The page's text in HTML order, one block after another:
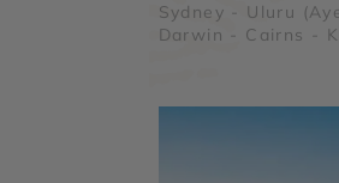
Sydney - Uluru
Darwin - Cairns -